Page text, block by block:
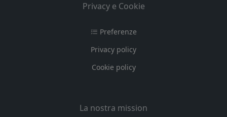
Privacy e Cookie
Preferenze
Privacy policy
Cookie policy
La nostra mission